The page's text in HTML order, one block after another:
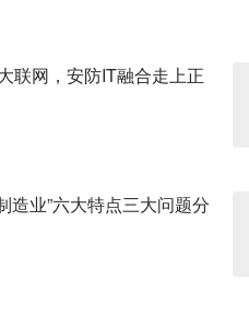
联网，安防IT融合走上正
造业”六大特点三大问题分